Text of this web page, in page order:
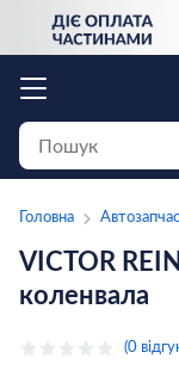
Головна
VICTOR
коленвала
(0